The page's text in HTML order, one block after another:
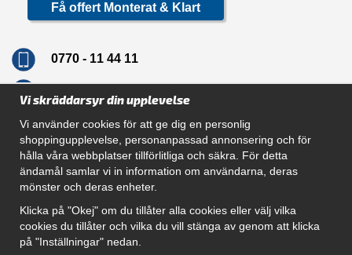
Få offert Monterat & Klart
0770 - 11 44 11
Navigation
Hur beställer jag
Gör Det Själv Paket
Montera dragkrok
SUPPORT
Vi skräddarsyr din upplevelse
Vi använder cookies för att ge dig en personlig
shoppingupplevelse, personanpassad annonsering och för
hålla våra webbplatser tillförlitliga och säkra. För detta
ändamål samlar vi in information om användarna, deras
mönster och deras enheter.
Klicka på "Okej" om du tillåter alla cookies eller välj vilka
cookies du tillåter och vilka du vill stänga av genom att klicka
på "Inställningar" nedan.